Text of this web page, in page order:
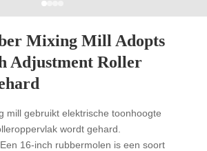
Mixing Mill Adopts
Adjustment Roller
mill gebruikt elektrische toonhoogte
wordt gehard.
16-inch rubbermolen is een soort